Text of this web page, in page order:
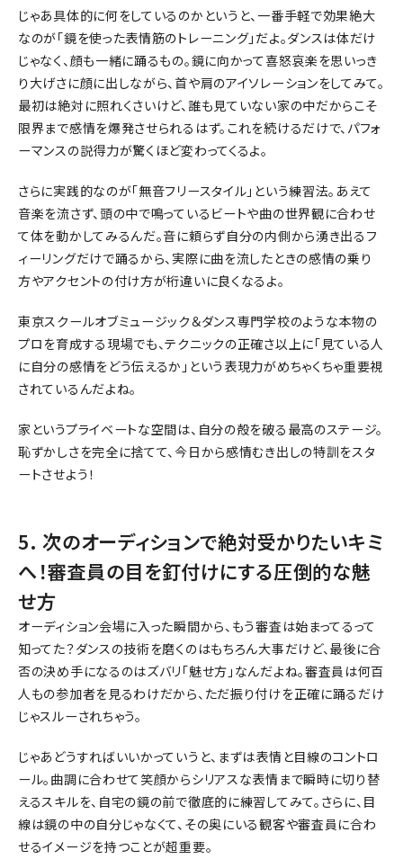
じゃあ具体的に何をしているのかというと、一番手軽で効果絶大
なのが「鏡を使った表情筋のトレーニング」だよ。ダンスは体だけ
じゃなく、顔も一緒に踊るもの。鏡に向かって喜怒哀楽を思いっき
り大げさに顔に出しながら、首や肩のアイソレーションをしてみて。
最初は絶対に照れくさいけど、誰も見ていない家の中だからこそ
限界まで感情を爆発させられるはず。これを続けるだけで、パフォ
ーマンスの説得力が驚くほど変わってくるよ。
さらに実践的なのが「無音フリースタイル」という練習法。あえて
音楽を流さず、頭の中で鳴っているビートや曲の世界観に合わせ
て体を動かしてみるんだ。音に頼らず自分の内側から湧き出るフ
ィーリングだけで踊るから、実際に曲を流したときの感情の乗り
方やアクセントの付け方が桁違いに良くなるよ。
東京スクールオブミュージック＆ダンス専門学校のような本物の
プロを育成する現場でも、テクニックの正確さ以上に「見ている人
に自分の感情をどう伝えるか」という表現力がめちゃくちゃ重要視
されているんだよね。
家というプライベートな空間は、自分の殻を破る最高のステージ。
恥ずかしさを完全に捨てて、今日から感情むき出しの特訓をスタ
ートさせよう！
5. 次のオーディションで絶対受かりたいキミ
へ！審査員の目を釘付けにする圧倒的な魅
せ方
オーディション会場に入った瞬間から、もう審査は始まってるって
知ってた？ダンスの技術を磨くのはもちろん大事だけど、最後に合
否の決め手になるのはズバリ「魅せ方」なんだよね。審査員は何百
人もの参加者を見るわけだから、ただ振り付けを正確に踊るだけ
じゃスルーされちゃう。
じゃあどうすればいいかっていうと、まずは表情と目線のコントロ
ール。曲調に合わせて笑顔からシリアスな表情まで瞬時に切り替
えるスキルを、自宅の鏡の前で徹底的に練習してみて。さらに、目
線は鏡の中の自分じゃなくて、その奥にいる観客や審査員に合わ
せるイメージを持つことが超重要。